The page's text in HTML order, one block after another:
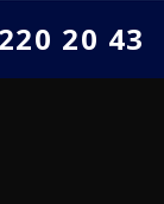
20 43